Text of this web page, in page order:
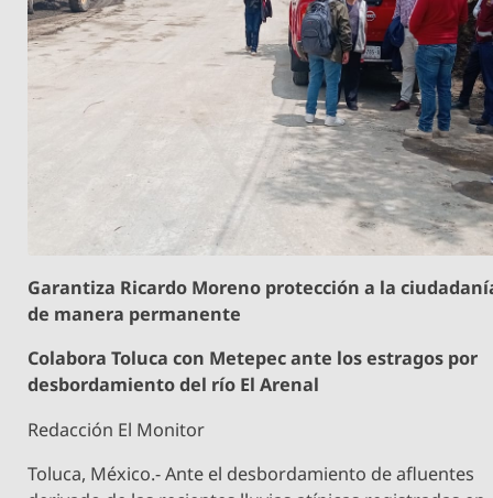
Garantiza Ricardo Moreno protección a la
de manera permanente
Colabora Toluca con Metepec ante los estragos por
desbordamiento del río El Arenal
Redacción El Monitor
Toluca, México.- Ante el desbordamiento de afluentes